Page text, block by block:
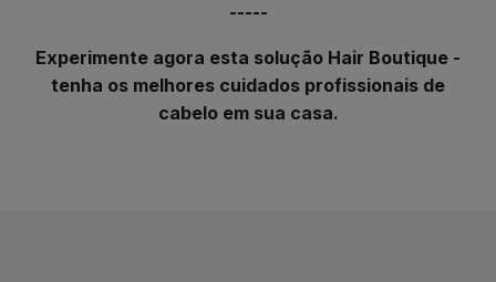
-----
Experimente agora esta solução Hair Boutique -
tenha os melhores cuidados profissionais de
cabelo em sua casa.